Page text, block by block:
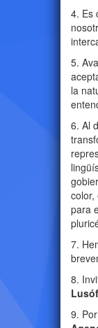
4. Es
5.
la
6. Al
color,
para
7.
8.
9.